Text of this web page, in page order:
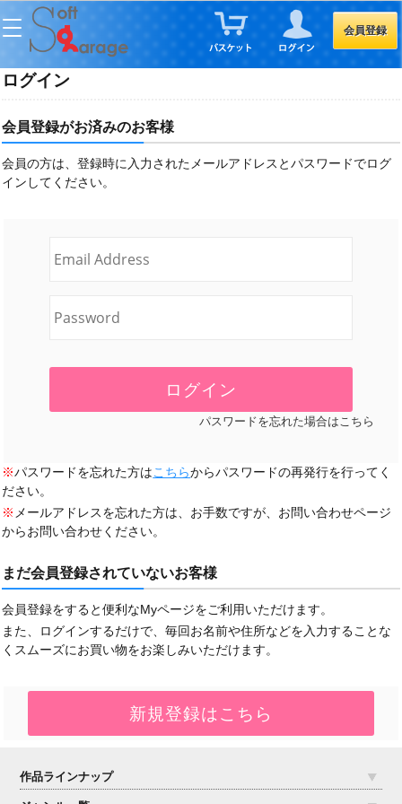
会員登録
ログイン
会員登録がお済みのお客様
会員の方は、登録時に入力されたメールアドレスとパスワードでログ
インしてください。
パスワードを忘れた場合はこちら
※パスワードを忘れた方はこちらからパスワードの再発行を行ってく
ださい。
※ メールアドレスを忘れた方は、お手数ですが、お問い合わせページ
からお問い合わせください。
まだ会員登録されていないお客様
会員登録をすると便利なMyページをご利用いただけます。
また、ログインするだけで、毎回お名前や住所などを入力することな
くスムーズにお買い物をお楽しみいただけます。
作品ラインナップ